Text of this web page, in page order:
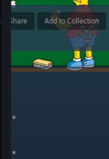
Share Add to Collection